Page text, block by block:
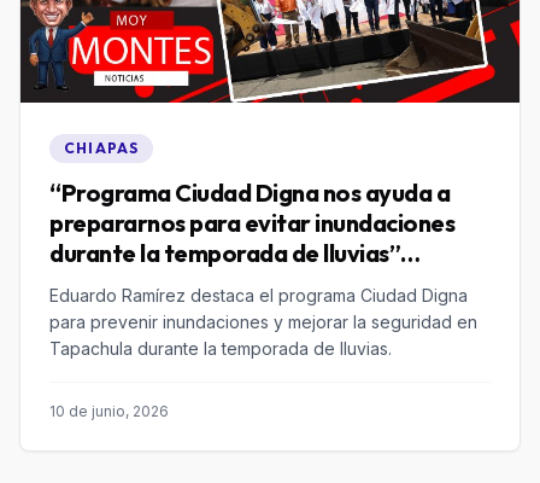
CHIAPAS
“Programa Ciudad Digna nos ayuda a
prepararnos para evitar inundaciones
durante la temporada de lluvias”
Eduardo Ramírez destaca el programa Ciudad Digna
para prevenir inundaciones y mejorar la seguridad en
Tapachula durante la temporada de lluvias.
10 de junio, 2026